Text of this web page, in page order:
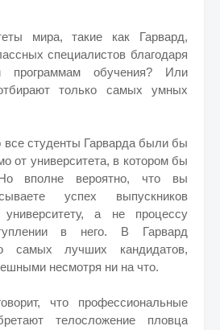
мира, такие как Гарвард,
специалистов благодаря
программам обучения? Или
только самых умных
все студенты Гарварда были бы
от университета, в котором бы
вполне вероятно, что вы
успех выпускников
а не процессу
в него. В Гарвард
самых лучших кандидатов,
несмотря ни на что.
что профессиональные
телосложение пловца